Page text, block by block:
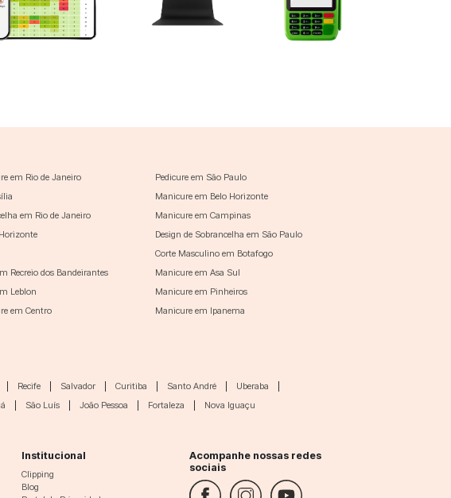
em Rio de Janeiro
Pedicure em São Paulo
Manicure em Belo Horizonte
em Rio de Janeiro
Manicure em Campinas
Design de Sobrancelha em São Paulo
Corte Masculino em Botafogo
Recreio dos Bandeirantes
Manicure em Asa Sul
Leblon
Manicure em Pinheiros
em Centro Manicure em Ipanema
Recife Salvador Curitiba Santo André Uberaba
São Luís João Pessoa Fortaleza Nova Iguaçu
Institucional
Clipping
Blog
Acompanhe nossas redes
sociais